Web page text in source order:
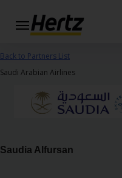
Menu
Reserveringen
Locaties
aanbiedingen
Back to Partners List
Saudi Arabian Airlines
Saudia Alfursan